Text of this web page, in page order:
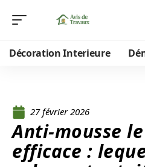
Décoration Interieure
27 février 2026
Anti-mousse
efficace :